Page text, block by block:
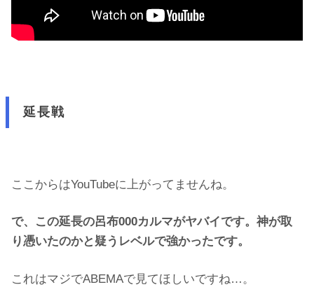
延長戦
ここからはYouTubeに上がってませんね。
で、この延長の呂布000カルマがヤバイです。神が取
り憑いたのかと疑うレベルで強かったです。
これはマジでABEMAで見てほしいですね…。